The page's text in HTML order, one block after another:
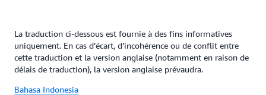
La traduction ci-dessous est fournie à des fins informatives
uniquement. En cas d’écart, d’incohérence ou de conflit entre
cette traduction et la version anglaise (notamment en raison de
délais de traduction), la version anglaise prévaudra.
Bahasa Indonesia